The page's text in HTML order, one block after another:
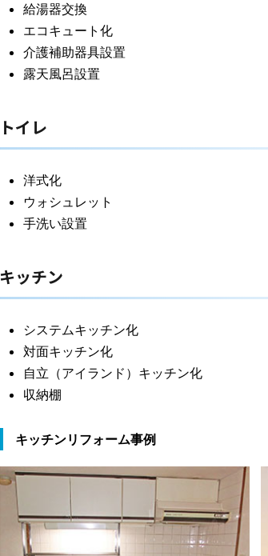
給湯器交換
エコキュート化
介護補助器具設置
露天風呂設置
トイレ
洋式化
ウォシュレット
手洗い設置
キッチン
システムキッチン化
対面キッチン化
自立（アイランド）キッチン化
収納棚
キッチンリフォーム事例